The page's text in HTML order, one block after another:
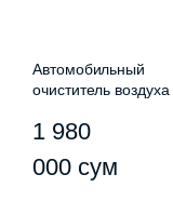
Автомобильный
очиститель воздуха
1 980
000 сум